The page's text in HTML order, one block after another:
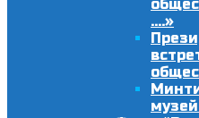
….»